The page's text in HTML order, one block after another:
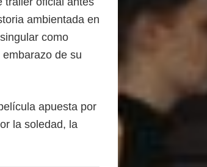
ambientada en
como
de su
apuesta por
la soledad, la